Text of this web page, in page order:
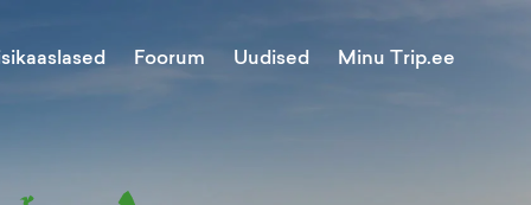
Foorum Uudised Minu Trip.ee